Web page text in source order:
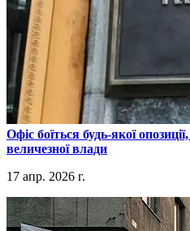
​Офіс боїться будь-якої
величезної влади
17 апр. 2026 г.